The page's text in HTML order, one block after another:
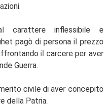
carattere inflessibile e
pagò di persona il prezzo
il carcere per aver
Guerra.
civile di aver concepito
della Patria.